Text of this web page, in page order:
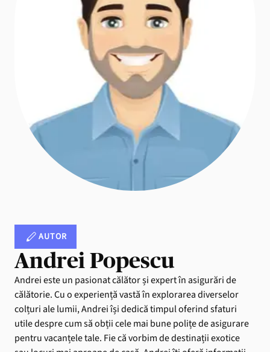
AUTOR
Andrei Popescu
Andrei este un pasionat călător și expert în asigurări de
călătorie. Cu o experiență vastă în explorarea diverselor
colțuri ale lumii, Andrei își dedică timpul oferind sfaturi
utile despre cum să obții cele mai bune polițe de asigurare
pentru vacanțele tale. Fie că vorbim de destinații exotice